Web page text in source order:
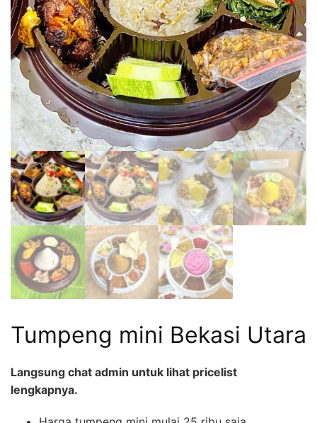
Tumpeng mini Bekasi Utara
Langsung chat admin untuk lihat pricelist
lengkapnya.